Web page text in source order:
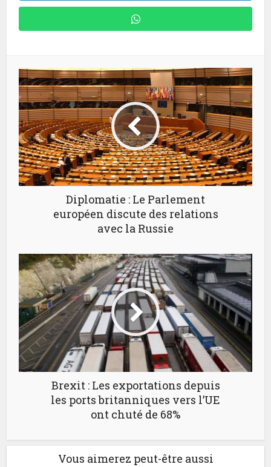
Diplomatie : Le Parlement
européen discute des relations
avec la Russie
Brexit : Les exportations depuis
les ports britanniques vers l’UE
ont chuté de 68%
Vous aimerez peut-être aussi